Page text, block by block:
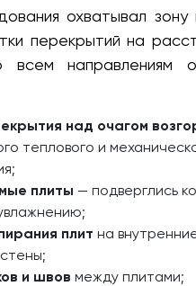
охватывал зону
перекрытий на
направлениям
над очагом
теплового и
плиты — подверглись
плит на
и швов между плитами;